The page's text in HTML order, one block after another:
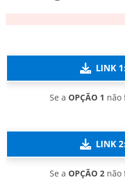
LINK
Se a OPÇÃO 1 não
LINK
Se a OPÇÃO 2não